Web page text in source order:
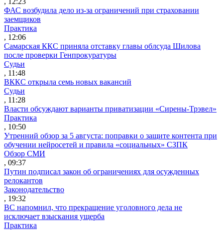
ФАС возбудила дело из-за ограничений при страховании
заемщиков
Практика
, 12:06
Самарская ККС приняла отставку главы облсуда Шилова
после проверки Генпрокуратуры
Судьи
, 11:48
ВККС открыла семь новых вакансий
Судьи
, 11:28
Власти обсуждают варианты приватизации «Сирены-Трэвел»
Практика
, 10:50
Утренний обзор за 5 августа: поправки о защите контента при
обучении нейросетей и правила «социальных» СЗПК
Обзор СМИ
, 09:37
Путин подписал закон об ограничениях для осужденных
релокантов
Законодательство
, 19:32
ВС напомнил, что прекращение уголовного дела не
исключает взыскания ущерба
Практика